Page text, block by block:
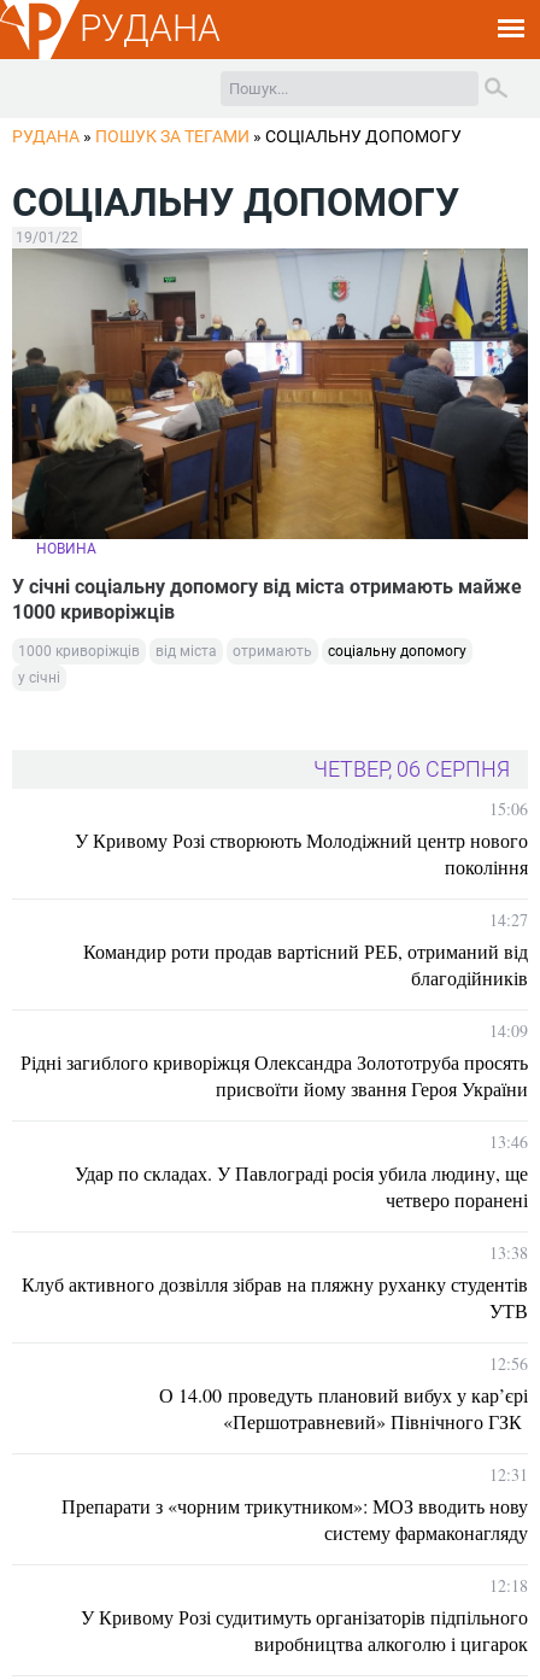
РУДАНА
РУДАНА » ПОШУК ЗА ТЕГАМИ » СОЦІАЛЬНУ ДОПОМОГУ
СОЦІАЛЬНУ ДОПОМОГУ
19/01/22
НОВИНА
У січні соціальну допомогу від міста отримають майже
1000 криворіжців
1000 криворіжців від міста отримають
соціальну допомогу
у січні
ЧЕТВЕР, 06 СЕРПНЯ
15:06
У Кривому Розі створюють Молодіжний центр нового
покоління
14:27
Командир роти продав вартісний РЕБ, отриманий від
благодійників
14:09
Рідні загиблого криворіжця Олександра Золототруба просять
присвоїти йому звання Героя України
13:46
Удар по складах. У Павлограді росія убила людину, ще
четверо поранені
13:38
Клуб активного дозвілля зібрав на пляжну руханку студентів
УТВ
12:56
О 14.00 проведуть плановий вибух у кар’єрі
«Першотравневий» Північного ГЗК
12:31
Препарати з «чорним трикутником»: МОЗ вводить нову
систему фармаконагляду
12:18
У Кривому Розі судитимуть організаторів підпільного
виробництва алкоголю і цигарок